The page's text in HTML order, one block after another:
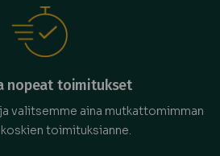
nopeat toimitukset
valitsemme aina mutkattomimman
toimituksianne.